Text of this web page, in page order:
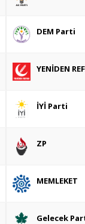
DEM Parti
YENİDEN
İYİ Parti
ZP
MEMLEKET
Gelecek